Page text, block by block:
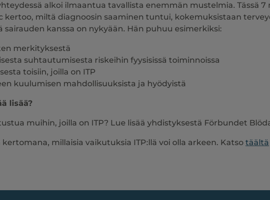
alkoi ilmaantua tavallista enemmän mustelmia. Tässä
kertoo, miltä diagnoosin saaminen tuntui, kokemuksistaan
sairauden kanssa on nykyään. Hän puhuu esimerkiksi:
merkityksestä
suhtautumisesta riskeihin fyysisissä toiminnoissa
toisiin, joilla on ITP
kuulumisen mahdollisuuksista ja hyödyistä
lisää?
muihin, joilla on ITP? Lue lisää yhdistyksestä Förbundet
millaisia vaikutuksia ITP:llä voi olla arkeen. Katso täältä